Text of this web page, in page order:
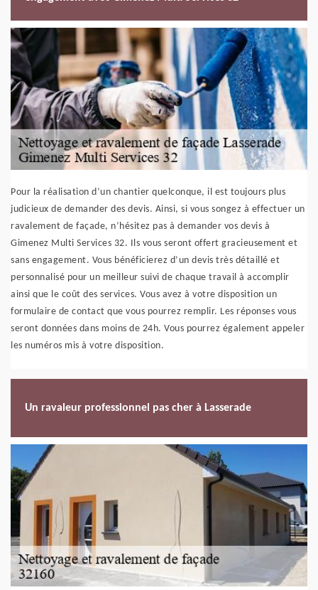
Pour la réalisation d’un chantier quelconque, il est toujours plus
judicieux de demander des devis. Ainsi, si vous songez à effectuer un
ravalement de façade, n’hésitez pas à demander vos devis à
Gimenez Multi Services 32. Ils vous seront offert gracieusement et
sans engagement. Vous bénéficierez d’un devis très détaillé et
personnalisé pour un meilleur suivi de chaque travail à accomplir
ainsi que le coût des services. Vous avez à votre disposition un
formulaire de contact que vous pourrez remplir. Les réponses vous
seront données dans moins de 24h. Vous pourrez également appeler
les numéros mis à votre disposition.
Un ravaleur professionnel pas cher à Lasserade